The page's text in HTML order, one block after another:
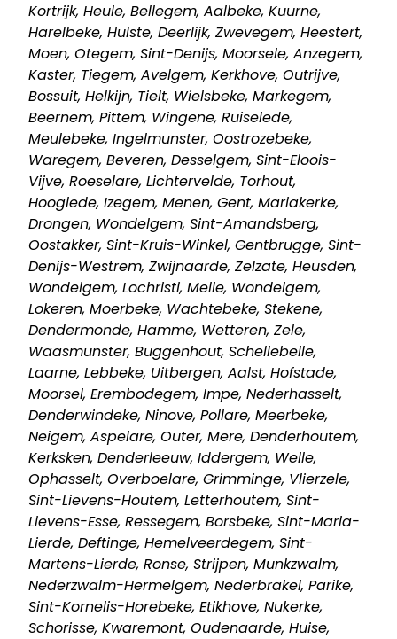
Kortrijk, Heule, Bellegem, Aalbeke, Kuurne,
Harelbeke, Hulste, Deerlijk, Zwevegem, Heestert,
Moen, Otegem, Sint-Denijs, Moorsele, Anzegem,
Kaster, Tiegem, Avelgem, Kerkhove, Outrijve,
Bossuit, Helkijn, Tielt, Wielsbeke, Markegem,
Beernem, Pittem, Wingene, Ruiselede,
Meulebeke, Ingelmunster, Oostrozebeke,
Waregem, Beveren, Desselgem, Sint-Eloois-
Vijve, Roeselare, Lichtervelde, Torhout,
Hooglede, Izegem, Menen, Gent, Mariakerke,
Drongen, Wondelgem, Sint-Amandsberg,
Oostakker, Sint-Kruis-Winkel, Gentbrugge, Sint-
Denijs-Westrem, Zwijnaarde, Zelzate, Heusden,
Wondelgem, Lochristi, Melle, Wondelgem,
Lokeren, Moerbeke, Wachtebeke, Stekene,
Dendermonde, Hamme, Wetteren, Zele,
Waasmunster, Buggenhout, Schellebelle,
Laarne, Lebbeke, Uitbergen, Aalst, Hofstade,
Moorsel, Erembodegem, Impe, Nederhasselt,
Denderwindeke, Ninove, Pollare, Meerbeke,
Neigem, Aspelare, Outer, Mere, Denderhoutem,
Kerksken, Denderleeuw, Iddergem, Welle,
Ophasselt, Overboelare, Grimminge, Vlierzele,
Sint-Lievens-Houtem, Letterhoutem, Sint-
Lievens-Esse, Ressegem, Borsbeke, Sint-Maria-
Lierde, Deftinge, Hemelveerdegem, Sint-
Martens-Lierde, Ronse, Strijpen, Munkzwalm,
Nederzwalm-Hermelgem, Nederbrakel, Parike,
Sint-Kornelis-Horebeke, Etikhove, Nukerke,
Schorisse, Kwaremont, Oudenaarde, Huise,